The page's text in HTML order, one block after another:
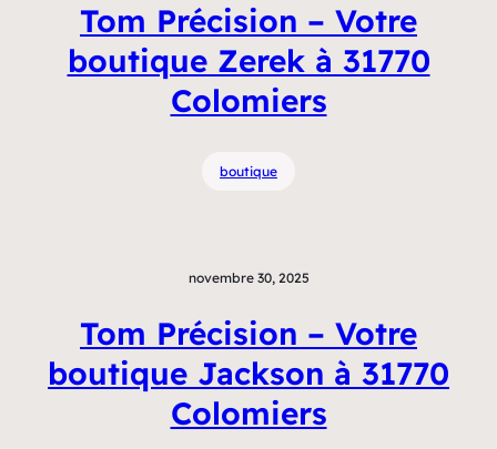
Tom Précision – Votre
boutique Zerek à 31770
Colomiers
boutique
novembre 30, 2025
Tom Précision – Votre
boutique Jackson à 31770
Colomiers